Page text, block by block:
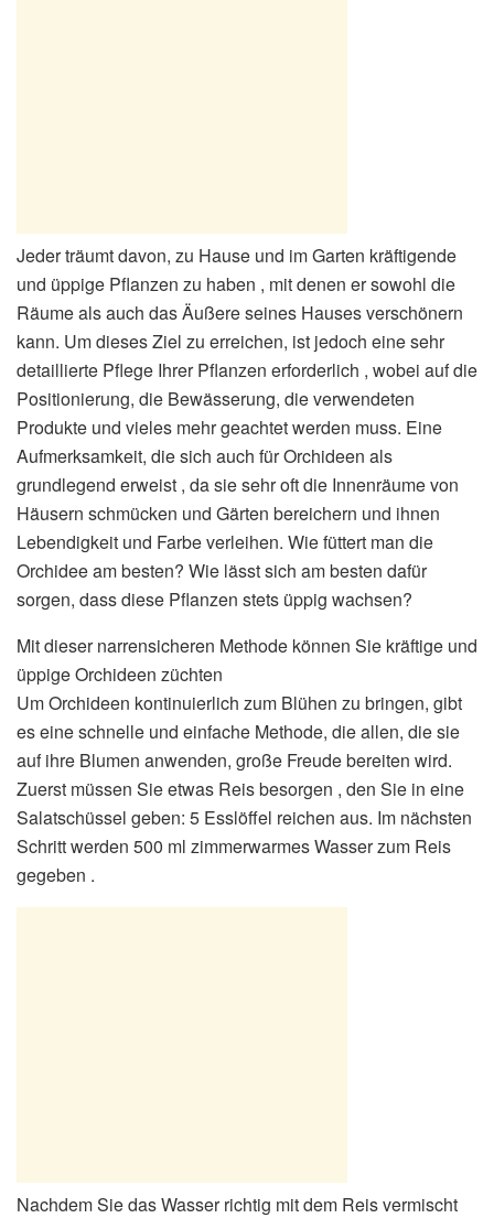
Jeder träumt davon, zu Hause und im Garten kräftigende
und üppige Pflanzen zu haben , mit denen er sowohl die
Räume als auch das Äußere seines Hauses verschönern
kann. Um dieses Ziel zu erreichen, ist jedoch eine sehr
detaillierte Pflege Ihrer Pflanzen erforderlich , wobei auf die
Positionierung, die Bewässerung, die verwendeten
Produkte und vieles mehr geachtet werden muss. Eine
Aufmerksamkeit, die sich auch für Orchideen als
grundlegend erweist , da sie sehr oft die Innenräume von
Häusern schmücken und Gärten bereichern und ihnen
Lebendigkeit und Farbe verleihen. Wie füttert man die
Orchidee am besten? Wie lässt sich am besten dafür
sorgen, dass diese Pflanzen stets üppig wachsen?
Mit dieser narrensicheren Methode können Sie kräftige und
üppige Orchideen züchten
Um Orchideen kontinuierlich zum Blühen zu bringen, gibt
es eine schnelle und einfache Methode, die allen, die sie
auf ihre Blumen anwenden, große Freude bereiten wird.
Zuerst müssen Sie etwas Reis besorgen , den Sie in eine
Salatschüssel geben: 5 Esslöffel reichen aus. Im nächsten
Schritt werden 500 ml zimmerwarmes Wasser zum Reis
gegeben .
Nachdem Sie das Wasser richtig mit dem Reis vermischt